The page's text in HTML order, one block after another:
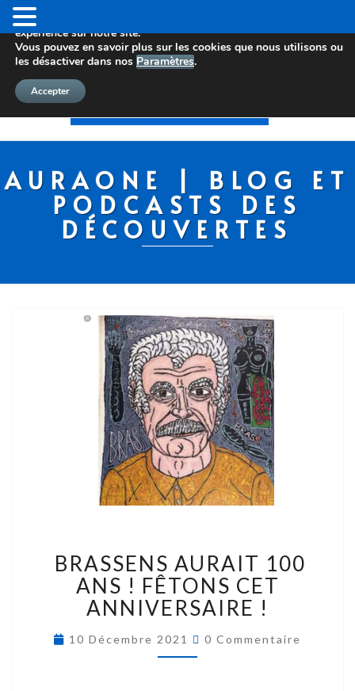
AURAONE | BLOG ET
PODCASTS DES
DÉCOUVERTES
BRASSENS AURAIT 100
ANS ! FÊTONS CET
ANNIVERSAIRE !
10 Décembre 2021 0 Commentaire
Nous utilisons des cookies pour vous offrir la meilleure
expérience sur notre site.
Vous pouvez en savoir plus sur les cookies que nous utilisons ou
les désactiver dans nos Paramètres.
Accepter